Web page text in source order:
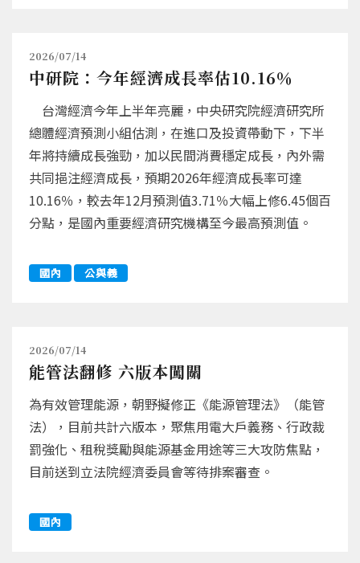
2026/07/14
中研院：今年經濟成長率估10.16％
台灣經濟今年上半年亮麗，中央研究院經濟研究所
總體經濟預測小組估測，在進口及投資帶動下，下半
年將持續成長強勁，加以民間消費穩定成長，內外需
共同挹注經濟成長，預期2026年經濟成長率可達
10.16％，較去年12月預測值3.71％大幅上修6.45個百
分點，是國內重要經濟研究機構至今最高預測值。
國內 公與義
2026/07/14
能管法翻修 六版本闖關
為有效管理能源，朝野擬修正《能源管理法》（能管
法），目前共計六版本，聚焦用電大戶義務、行政裁
罰強化、租稅獎勵與能源基金用途等三大攻防焦點，
目前送到立法院經濟委員會等待排案審查。
國內